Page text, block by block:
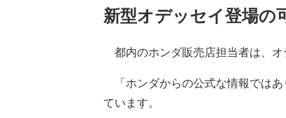
新型オデッセイ登場の
都内のホンダ販売店担当者は、オ
「ホンダからの公式な情報では
ています。